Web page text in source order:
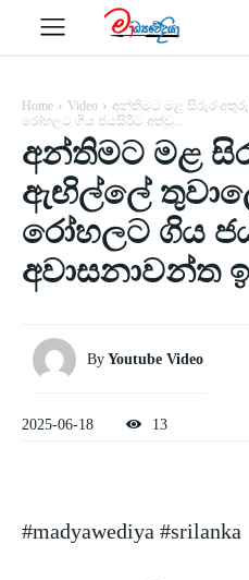
Home Video
අන්තිමට මළ සිරුර
රෝහලට ගිය ජයසිරිට අත්වූ...
අන්තිමට මළ
ඇඟිල්ලේ
රෝහලට ගිය
අවාසනාවන්ත
By Youtube Video
2025-06-18 13
#madyawediya #srilanka